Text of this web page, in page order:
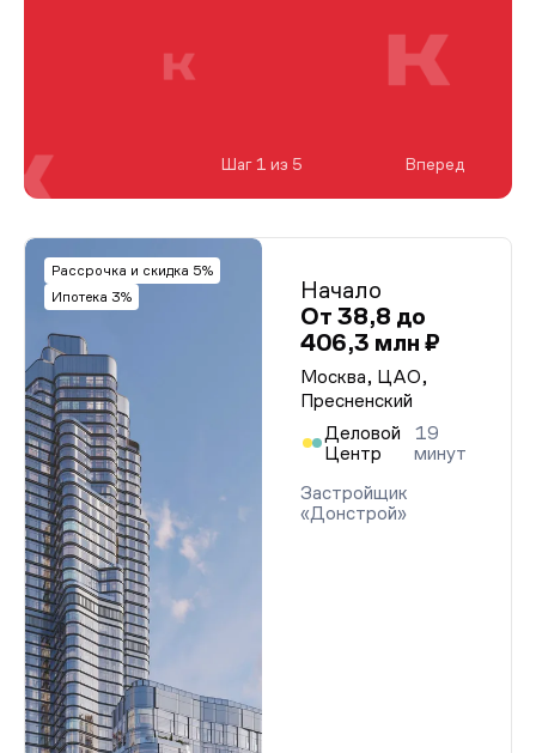
Рассрочка и скидка 5%
Ипотека 3%
Начало
От 38,8 до
406,3 млн ₽
Москва, ЦАО,
Пресненский
Деловой
Центр
19
минут
Застройщик
«Донстрой»
Шаг 1 из 5 Вперед